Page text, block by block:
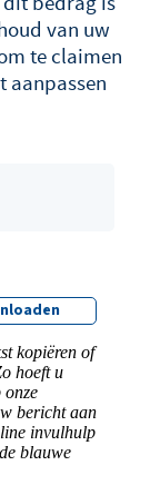
van uw
te claimen
aanpassen